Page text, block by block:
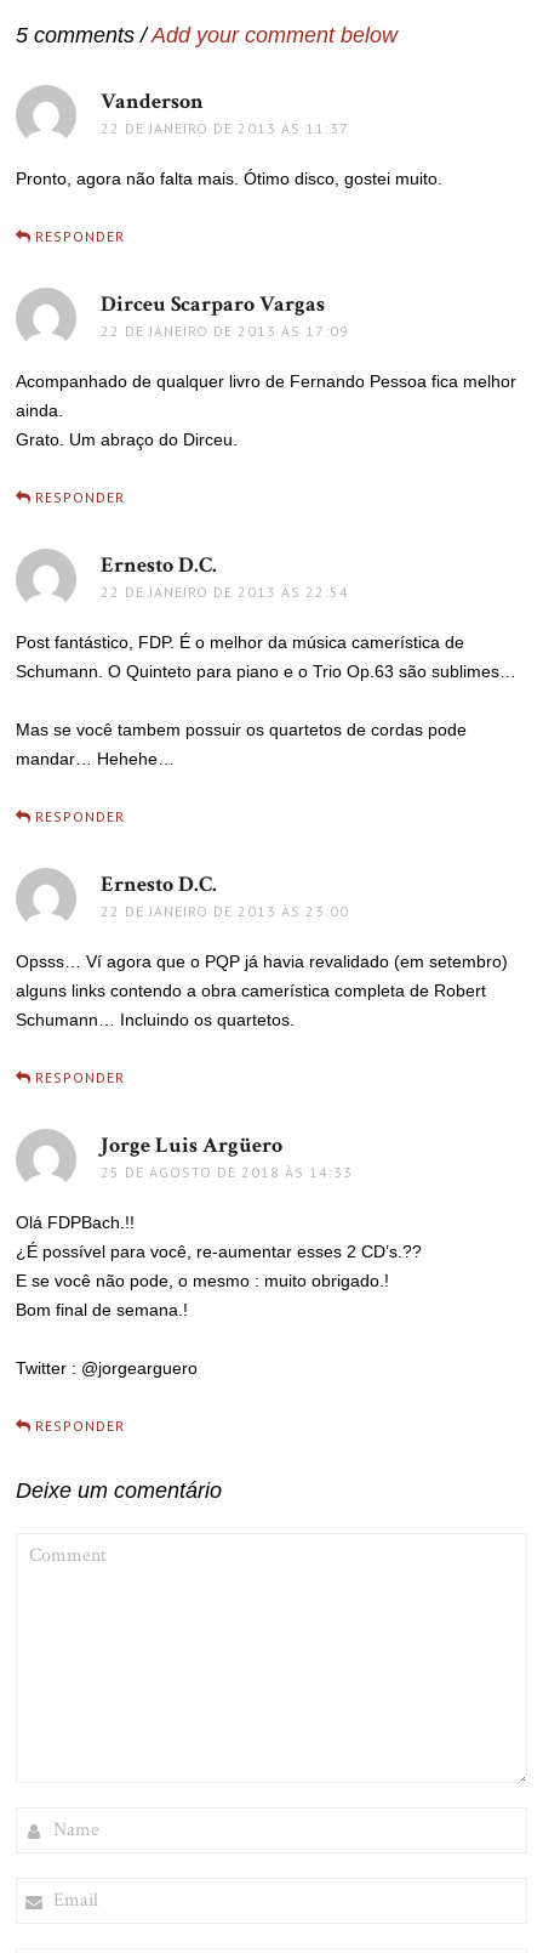
5 comments /Add your comment below
Vanderson
22 DE JANEIRO DE 2013 ÀS 11:37
Pronto, agora não falta mais. Ótimo disco, gostei muito.
RESPONDER
Dirceu Scarparo Vargas
22 DE JANEIRO DE 2013 ÀS 17:09
Acompanhado de qualquer livro de Fernando Pessoa fica melhor
ainda.
Grato. Um abraço do Dirceu.
RESPONDER
Ernesto D.C.
22 DE JANEIRO DE 2013 ÀS 22:54
Post fantástico, FDP. É o melhor da música camerística de
Schumann. O Quinteto para piano e o Trio Op.63 são sublimes…
Mas se você tambem possuir os quartetos de cordas pode
mandar… Hehehe…
RESPONDER
Ernesto D.C.
22 DE JANEIRO DE 2013 ÀS 23:00
Opsss… Ví agora que o PQP já havia revalidado (em setembro)
alguns links contendo a obra camerística completa de Robert
Schumann… Incluindo os quartetos.
RESPONDER
Jorge Luis Argüero
25 DE AGOSTO DE 2018 ÀS 14:33
Olá FDPBach.!!
¿É possível para você, re-aumentar esses 2 CD’s.??
E se você não pode, o mesmo : muito obrigado.!
Bom final de semana.!
Twitter : @jorgearguero
RESPONDER
Deixe um comentário